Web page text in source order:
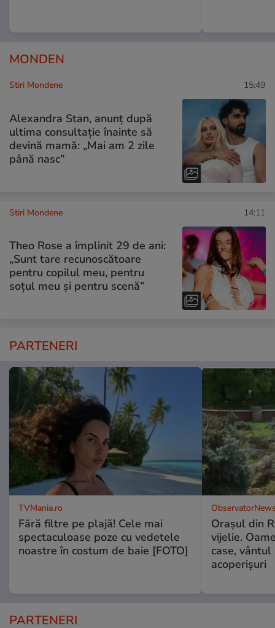
MONDEN
Stiri Mondene 15:49
Alexandra Stan, anunț după
ultima consultație înainte să
devină mamă: „Mai am 2 zile
până nasc”
Stiri Mondene 14:11
Theo Rose a împlinit 29 de ani:
„Sunt tare recunoscătoare
pentru copilul meu, pentru
soțul meu și pentru scenă”
PARTENERI
TVMania.ro
Fără filtre pe plajă! Cele mai
spectaculoase poze cu vedetele
noastre în costum de baie [FOTO]
Oraşul din
vijelie.
case,
acoperişuri
PARTENERI